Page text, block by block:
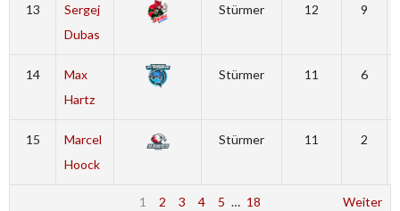
13
Sergej
Dubas
Stürmer 12 9
14
Max
Hartz
Stürmer 11 6
15
Marcel
Hoock
Stürmer 11 2
1 2 3 4 5 … 18 Weiter